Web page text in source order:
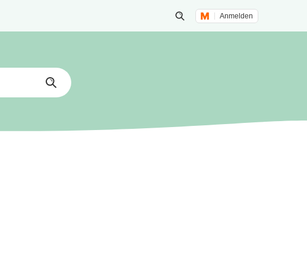
Suche öffnen
Anmelden